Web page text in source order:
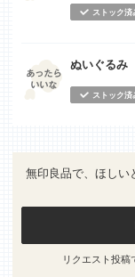
ストック済
ぬいぐるみ
ストック済
無印良品で、ほしい
リクエスト投稿